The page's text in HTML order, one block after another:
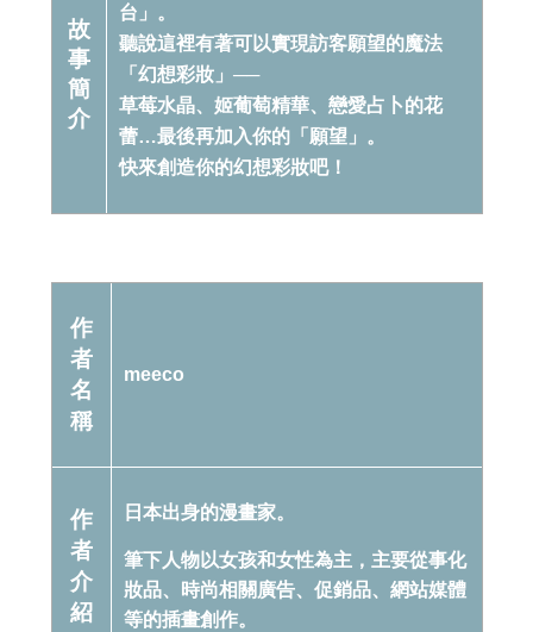
故
事
簡
介
台」。
聽說這裡有著可以實現訪客願望的魔法
「幻想彩妝」──
草莓水晶、姬葡萄精華、戀愛占卜的花
蕾…最後再加入你的「願望」。
快來創造你的幻想彩妝吧！
作
者
名
稱
meeco
作
者
介
紹
日本出身的漫畫家。
筆下人物以女孩和女性為主，主要從事化
妝品、時尚相關廣告、促銷品、網站媒體
等的插畫創作。